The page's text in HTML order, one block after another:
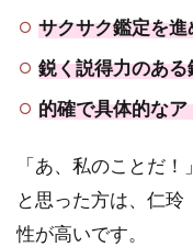
サクサク鑑定を
鋭く説得力のあ
的確で具体的な
「あ、私のことだ
と思った方は、仁
性が高いです。